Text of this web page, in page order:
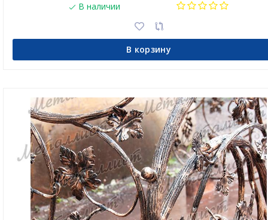
В наличии
В корзину